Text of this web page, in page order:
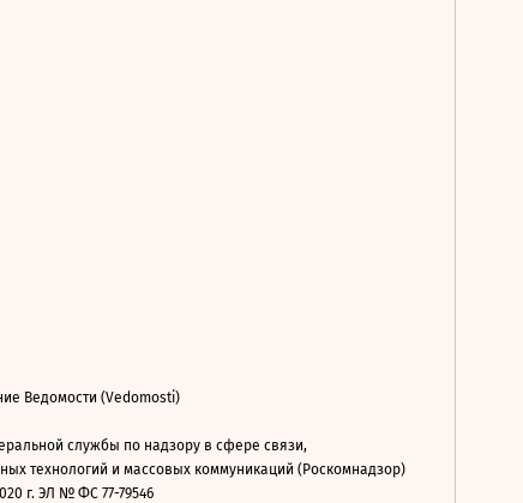
Ведомости (Vedomosti)
службы по надзору в сфере связи,
технологий и массовых коммуникаций (Роскомнадзор)
г. ЭЛ № ФС 77-79546